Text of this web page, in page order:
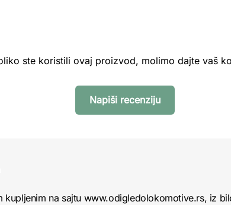
ste koristili ovaj proizvod, molimo dajte vaš
Napiši recenziju
na sajtu www.odigledolokomotive.rs, iz